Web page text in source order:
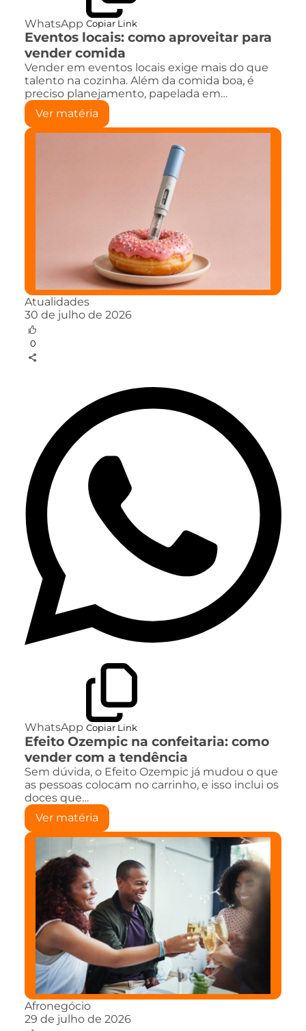
WhatsApp Copiar Link
Eventos locais: como aproveitar para
vender comida
Vender em eventos locais exige mais do que
talento na cozinha. Além da comida boa, é
preciso planejamento, papelada em…
Ver matéria
Atualidades
30 de julho de 2026
0
WhatsApp Copiar Link
Efeito Ozempic na confeitaria: como
vender com a tendência
Sem dúvida, o Efeito Ozempic já mudou o que
as pessoas colocam no carrinho, e isso inclui os
doces que…
Ver matéria
Afronegócio
29 de julho de 2026